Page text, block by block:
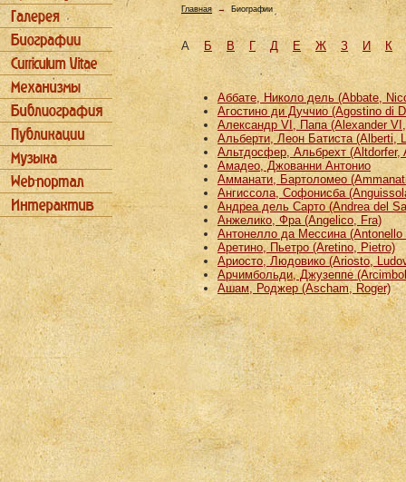
Главная→ Биографии
АБ В Г Д Е Ж З И К
Аббате, Николо дель (Abbate,
Агостино ди Дуччио (Agostino di
Александр VI, Папа (Alexander
Альберти, Леон Батиста (Alberti,
Альтдосфер, Альбрехт (Altdorfer,
Амадео, Джованни Антонио
Амманати, Бартоломео
Ангиссола, Софонисба
Андреа дель Сарто (Andrea del
Анжелико, Фра (Angelico, Fra)
Антонелло да Мессина (Antonello
Аретино, Пьетро (Aretino, Pietro)
Ариосто, Людовико (Ariosto,
Арчимбольди, Джузеппе
Ашам, Роджер (Ascham, Roger)